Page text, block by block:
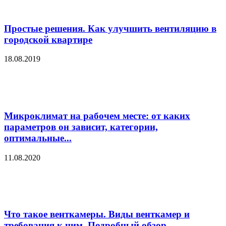
Простые решения. Как улучшить вентиляцию в
городской квартире
18.08.2019
Микроклимат на рабочем месте: от каких
параметров он зависит, категории,
оптимальные...
11.08.2020
Что такое венткамеры. Виды венткамер и